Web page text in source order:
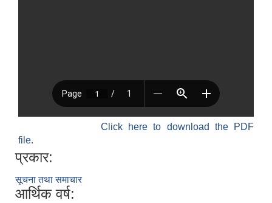
Click here to download the PDF
file.
प्रकार:
सूचना तथा समाचार
आर्थिक वर्ष: